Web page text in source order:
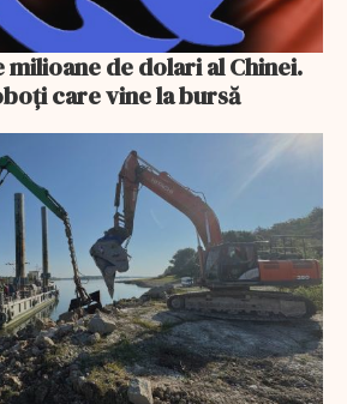
milioane de dolari al Chinei.
care vine la bursă